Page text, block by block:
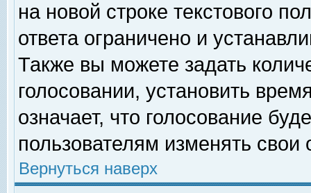
на новой строке текстового
ответа ограничено и
Также вы можете задать
голосовании, установить
означает, что голосование
пользователям изменять свои
Вернуться наверх